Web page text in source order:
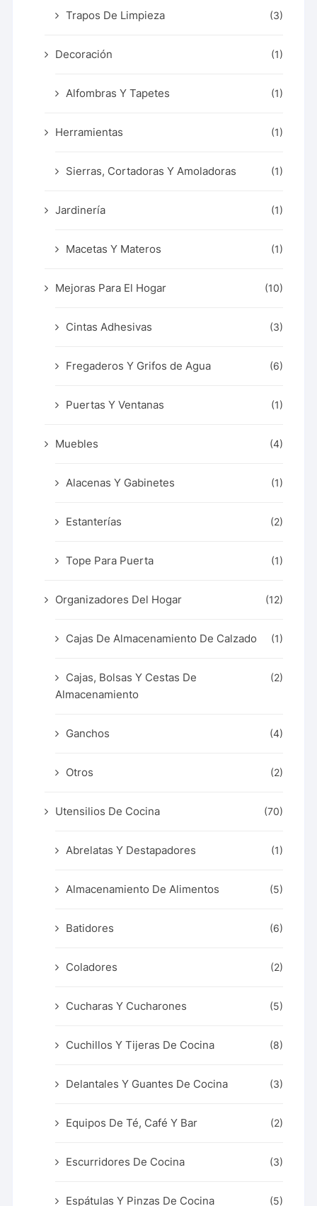
Trapos De Limpieza (3)
Decoración (1)
Alfombras Y Tapetes (1)
Herramientas (1)
Sierras, Cortadoras Y Amoladoras (1)
Jardinería (1)
Macetas Y Materos (1)
Mejoras Para El Hogar (10)
Cintas Adhesivas (3)
Fregaderos Y Grifos de Agua (6)
Puertas Y Ventanas (1)
Muebles (4)
Alacenas Y Gabinetes (1)
Estanterías (2)
Tope Para Puerta (1)
Organizadores Del Hogar (12)
Cajas De Almacenamiento De Calzado (1)
Cajas, Bolsas Y Cestas De
Almacenamiento
(2)
Ganchos (4)
Otros (2)
Utensilios De Cocina (70)
Abrelatas Y Destapadores (1)
Almacenamiento De Alimentos (5)
Batidores (6)
Coladores (2)
Cucharas Y Cucharones (5)
Cuchillos Y Tijeras De Cocina (8)
Delantales Y Guantes De Cocina (3)
Equipos De Té, Café Y Bar (2)
Escurridores De Cocina (3)
Espátulas Y Pinzas De Cocina (5)